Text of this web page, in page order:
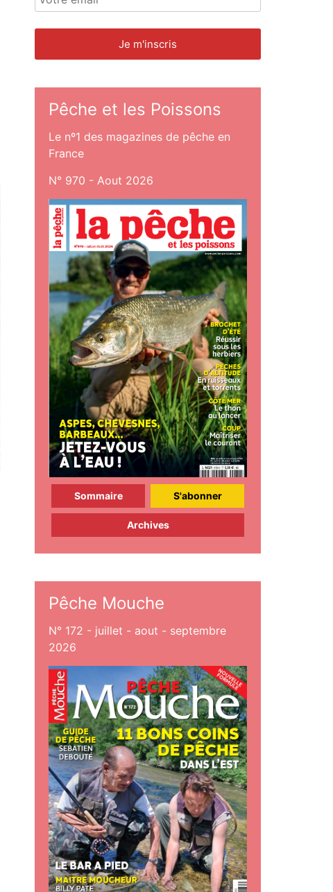
Pêche et les Poissons
Le nº1 des magazines de pêche en
France
N° 970 - Aout 2026
Sommaire S'abonner
Archives
Pêche Mouche
N° 172 - juillet - aout - septembre
2026